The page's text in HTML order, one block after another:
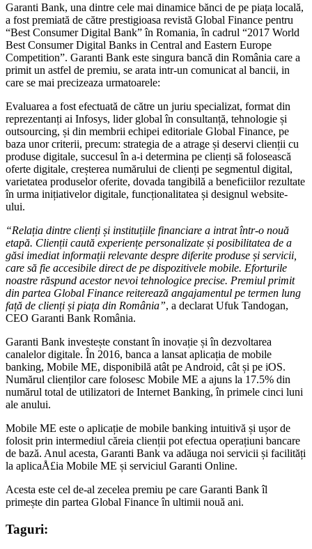
Garanti Bank, una dintre cele mai dinamice bănci de pe piața locală,
a fost premiată de către prestigioasa revistă Global Finance pentru
“Best Consumer Digital Bank” în Romania, în cadrul “2017 World
Best Consumer Digital Banks in Central and Eastern Europe
Competition”. Garanti Bank este singura bancă din România care a
primit un astfel de premiu, se arata intr-un comunicat al bancii, in
care se mai precizeaza urmatoarele:
Evaluarea a fost efectuată de către un juriu specializat, format din
reprezentanți ai Infosys, lider global în consultanță, tehnologie și
outsourcing, și din membrii echipei editoriale Global Finance, pe
baza unor criterii, precum: strategia de a atrage și deservi clienții cu
produse digitale, succesul în a-i determina pe clienți să folosească
oferte digitale, creșterea numărului de clienți pe segmentul digital,
varietatea produselor oferite, dovada tangibilă a beneficiilor rezultate
în urma inițiativelor digitale, funcționalitatea și designul website-
ului.
“Relația dintre clienți și instituțiile financiare a intrat într-o nouă
etapă. Clienții caută experiențe personalizate și posibilitatea de a
găsi imediat informații relevante despre diferite produse și servicii,
care să fie accesibile direct de pe dispozitivele mobile. Eforturile
noastre răspund acestor nevoi tehnologice precise. Premiul primit
din partea Global Finance reiterează angajamentul pe termen lung
față de clienți și piața din România”, a declarat Ufuk Tandogan,
CEO Garanti Bank România.
Garanti Bank investește constant în inovație și în dezvoltarea
canalelor digitale. În 2016, banca a lansat aplicația de mobile
banking, Mobile ME, disponibilă atât pe Android, cât și pe iOS.
Numărul clienților care folosesc Mobile ME a ajuns la 17.5% din
numărul total de utilizatori de Internet Banking, în primele cinci luni
ale anului.
Mobile ME este o aplicație de mobile banking intuitivă și ușor de
folosit prin intermediul căreia clienții pot efectua operațiuni bancare
de bază. Anul acesta, Garanti Bank va adăuga noi servicii și facilități
la aplicaÅ£ia Mobile ME și serviciul Garanti Online.
Acesta este cel de-al zecelea premiu pe care Garanti Bank îl
primește din partea Global Finance în ultimii nouă ani.
Taguri: